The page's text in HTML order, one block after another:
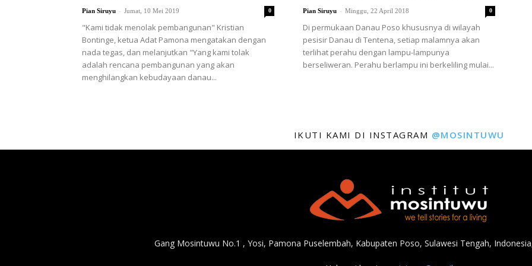
Pian Siruyu - Jumat, 10 Mei 2019 0
"Kami tidak menolak pembangunan" Kristian
Bontinge, ketua Adat Pamona mengatakan dengan
nada tegas, dan melanjutkan "Yang kami tolak
adalah rencana pembangunan yang akan
menghilangkan kebudayaan danau...
Pian Siruyu - Minggu, 22 April 2018 0
Di permukaan Danau Poso khususnya di wilayah
pesisir Danau di Tentena, setiap malamnya akan
terlihat perahu dengan lampu-lampunya
berseliweran. Perahu berlampu ini berkeliling mulai...
IKUTI KAMI DI INSTAGRAM @MOSINTUWU
Gang Mosintuwu No.1 , Yosi, Pamona Puselembah, Kabupaten Poso, Sulawesi Tengah,